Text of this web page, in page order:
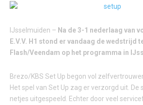
IJsselmuiden – Na de 3-1 nederlaag van
E.V.V. H1 stond er vandaag de wedstrijd
Flash/Veendam op het programma in
Brezo/KBS Set Up begon vol
Het spel van Set Up zag er verzorgd uit. De
netjes uitgespeeld. Echter door veel